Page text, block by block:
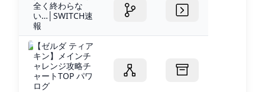
全く終わらな
い…│SWITCH速
報
【ゼルダ ティア
キン】メインチ
ャレンジ攻略チ
ャートTOP パワ
ログ